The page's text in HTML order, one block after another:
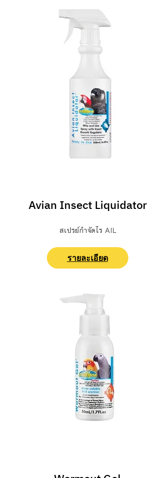
Avian Insect Liquidator
สเปรย์กำจัดไร AIL
รายละเอียด